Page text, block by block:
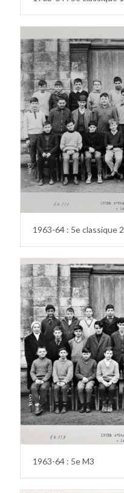
1963-64 : 5e classique 2
1963-64 : 5e M3